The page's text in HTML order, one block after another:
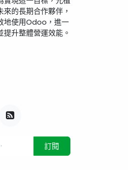
的長期合作夥伴，
地使用Odoo，進一
升整體營運效能。
訂閱